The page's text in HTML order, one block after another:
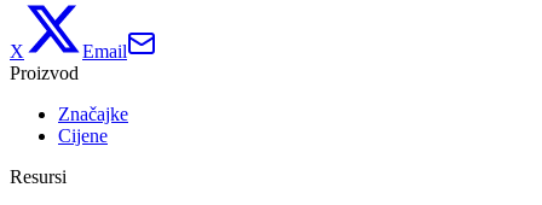
X
Email
Proizvod
Značajke
Cijene
Resursi